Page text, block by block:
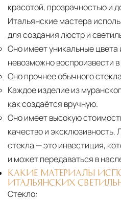
красотой, прозрачностью и
Итальянские мастера
для создания люстр и
Оно имеет уникальные цвета
невозможно воспроизвести
Оно прочнее обычного
Каждое изделие из
как создаётся вручную.
Оно имеет высокую
качество и эксклюзивность.
стекла — это инвестиция,
и может передаваться в
КАКИЕ МАТЕРИАЛЫ
ИТАЛЬЯНСКИХ
Стекло: